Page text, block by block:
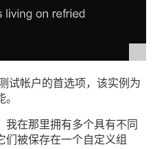
试帐户的首选项，该实例为
我在那里拥有多个具有不同
们被保存在一个自定义组